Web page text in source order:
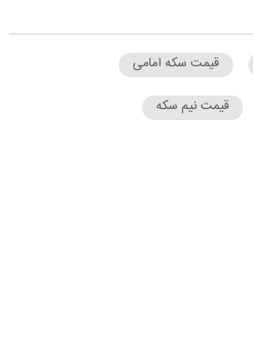
قیمت سکه امامی
قیمت نیم سکه